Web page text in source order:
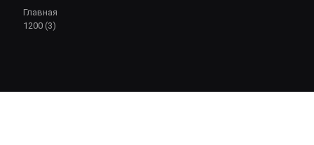
Главная
1200 (3)